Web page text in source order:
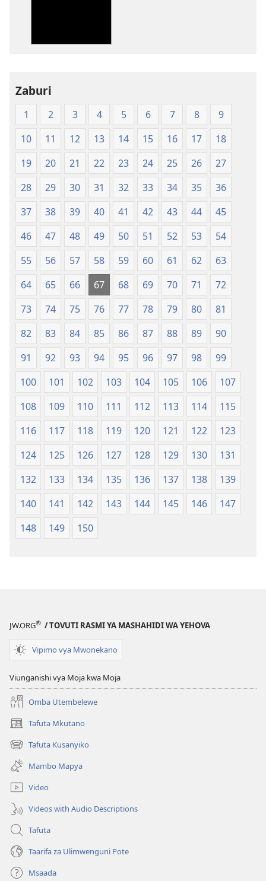
Tafsiri
ya
Ulimwengu
Mpya
(Chapa
ya
Jalada
Jepesi)
Zaburi
1 2 3 4 5 6 7 8
9
10
11 12 13 14 15 16 17
18
19
20 21 22 23 24 25 26
27
28
29 30 31 32 33 34 35
36
37
38 39 40 41 42 43 44
45
46
47 48 49 50 51 52 53
54
55
56 57 58 59 60 61 62
63
64
65 66 67 68 69 70 71
72
73
74 75 76 77 78 79 80
81
82
83 84 85 86 87 88 89
90
91
92 93 94 95 96 97 98
99
100
101 102 103 104 105 106
107
108
109 110 111 112 113 114
115
116
117 118 119 120 121 122
123
124
125 126 127 128 129 130
131
132
133 134 135 136 137 138
139
140
141 142 143 144 145 146
147
148
149 150
JW.ORG® / TOVUTI RASMI YA MASHAHIDI WA YEHOVA
Vipimo vya Mwonekano
Viunganishi vya Moja kwa Moja
Omba Utembelewe
Tafuta Mkutano
(opens
new
window)
Tafuta Kusanyiko
(opens
new
window)
Mambo Mapya
Video
Videos with Audio Descriptions
Tafuta
Taarifa za Ulimwenguni Pote
Msaada